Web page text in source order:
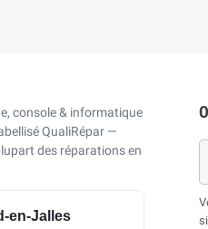
console & informatique
QualiRépar —
des réparations en
en-Jalles